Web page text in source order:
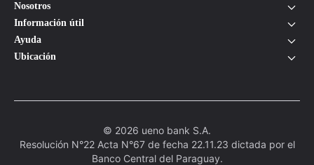
Nosotros
Información útil
Ayuda
Ubicación
© 2026 ueno bank S.A.
Resolución N°22 Acta N°67 de fecha 22.11.23 dictada por el
Banco Central del Paraguay.